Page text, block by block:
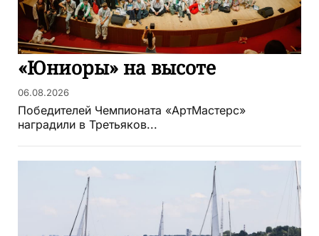
«Юниоры» на высоте
06.08.2026
Победителей Чемпионата «АртМастерс»
наградили в Третьяков...